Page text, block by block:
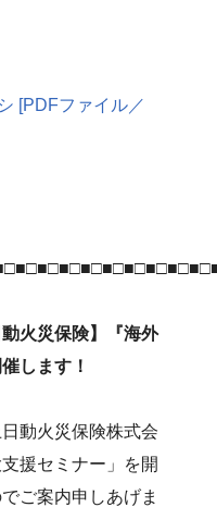
[PDFファイル／
火災保険】『海外
します！
動火災保険株式会
援セミナー」を開
ご案内申しあげま